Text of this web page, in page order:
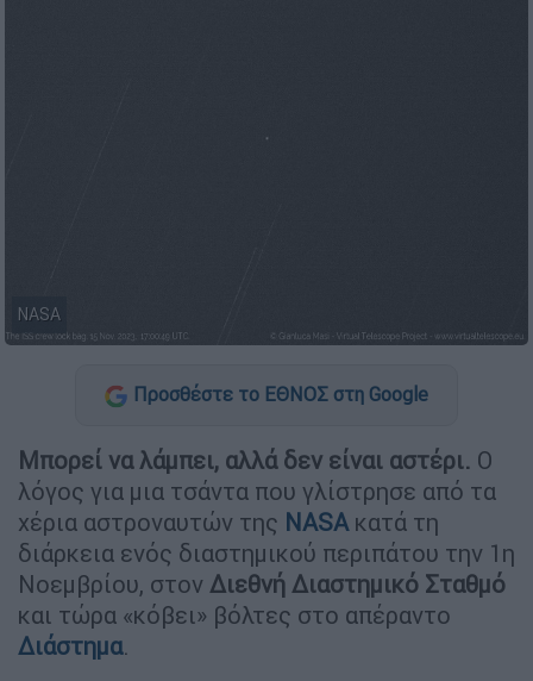
NASA
Προσθέστε το ΕΘΝΟΣ στη Google
Μπορεί να λάμπει, αλλά δεν είναι αστέρι. Ο
λόγος για μια τσάντα που γλίστρησε από τα
χέρια αστροναυτών της ΝASA κατά τη
διάρκεια ενός διαστημικού περιπάτου την 1η
Νοεμβρίου, στον Διεθνή Διαστημικό Σταθμό
και τώρα «κόβει» βόλτες στο απέραντο
Διάστημα.